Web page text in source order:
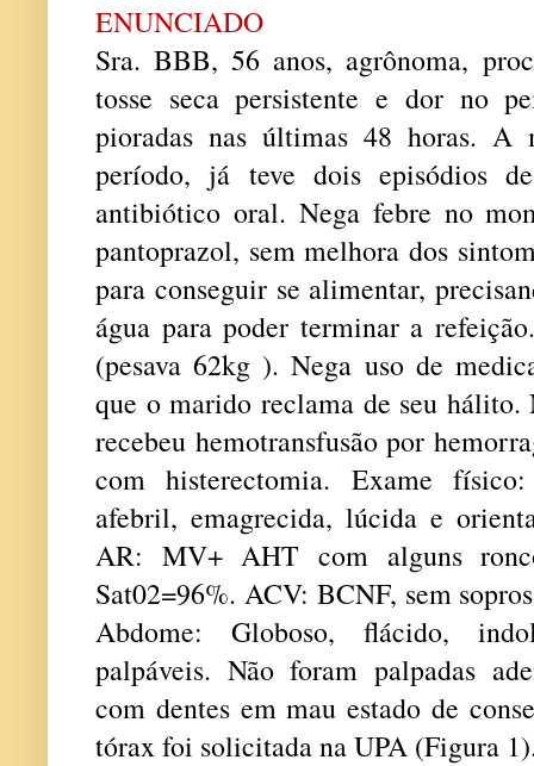
ENUNCIADO
Sra. BBB, 56 anos, agrônoma,
tosse seca persistente e dor no
pioradas nas últimas 48 horas. A
período, já teve dois episódios
antibiótico oral. Nega febre no
pantoprazol, sem melhora dos
para conseguir se alimentar,
água para poder terminar a
(pesava 62kg ). Nega uso de
que o marido reclama de seu
recebeu hemotransfusão por
com histerectomia. Exame
afebril, emagrecida, lúcida e
AR: MV+ AHT com alguns
Sat02=96%. ACV: BCNF, sem
Abdome: Globoso, flácido,
palpáveis. Não foram palpadas
com dentes em mau estado de
tórax foi solicitada na UPA (Figura